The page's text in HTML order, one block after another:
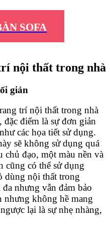
SOFA
nội thất trong nhà
giản
trí nội thất trong nhà
điểm là sự đơn giản
các họa tiết sử dụng.
sẽ không sử dụng quá
chủ đạo, một màu nền và
cũng có thể sử dụng
dùng nội thất trong
nhưng vẫn đảm bảo
nhưng không hề mang
lại là sự nhẹ nhàng,